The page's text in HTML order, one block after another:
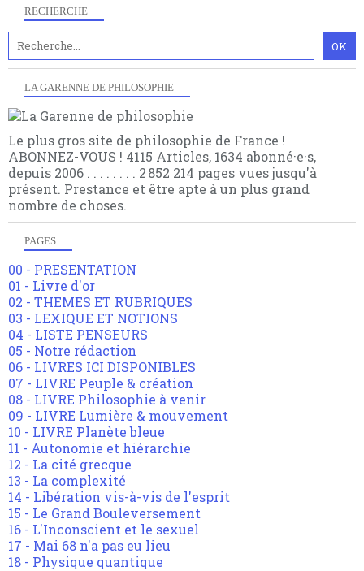
RECHERCHE
LA GARENNE DE PHILOSOPHIE
Le plus gros site de philosophie de France !
ABONNEZ-VOUS ! 4115 Articles, 1634 abonné·e·s,
depuis 2006 . . . . . . . . 2 852 214 pages vues jusqu'à
présent. Prestance et être apte à un plus grand
nombre de choses.
PAGES
00 - PRESENTATION
01 - Livre d'or
02 - THEMES ET RUBRIQUES
03 - LEXIQUE ET NOTIONS
04 - LISTE PENSEURS
05 - Notre rédaction
06 - LIVRES ICI DISPONIBLES
07 - LIVRE Peuple & création
08 - LIVRE Philosophie à venir
09 - LIVRE Lumière & mouvement
10 - LIVRE Planète bleue
11 - Autonomie et hiérarchie
12 - La cité grecque
13 - La complexité
14 - Libération vis-à-vis de l'esprit
15 - Le Grand Bouleversement
16 - L'Inconscient et le sexuel
17 - Mai 68 n'a pas eu lieu
18 - Physique quantique